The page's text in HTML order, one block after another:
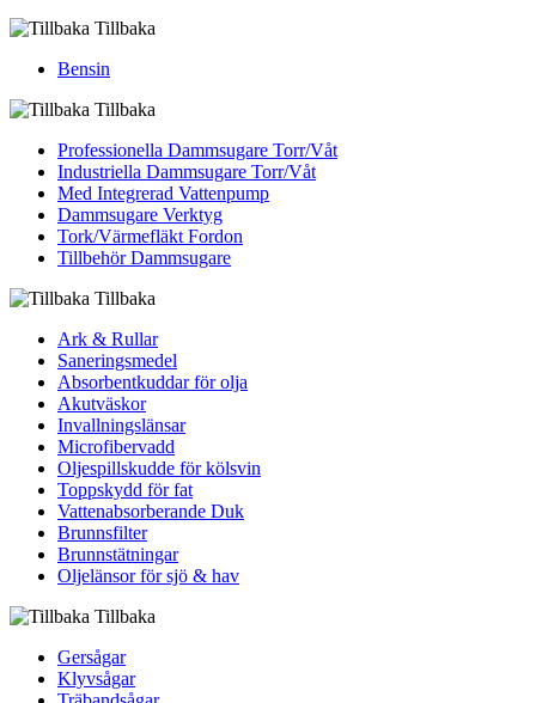
Tillbaka
Bensin
Tillbaka
Professionella Dammsugare Torr/Våt
Industriella Dammsugare Torr/Våt
Med Integrerad Vattenpump
Dammsugare Verktyg
Tork/Värmefläkt Fordon
Tillbehör Dammsugare
Tillbaka
Ark & Rullar
Saneringsmedel
Absorbentkuddar för olja
Akutväskor
Invallningslänsar
Microfibervadd
Oljespillskudde för kölsvin
Toppskydd för fat
Vattenabsorberande Duk
Brunnsfilter
Brunnstätningar
Oljelänsor för sjö & hav
Tillbaka
Gersågar
Klyvsågar